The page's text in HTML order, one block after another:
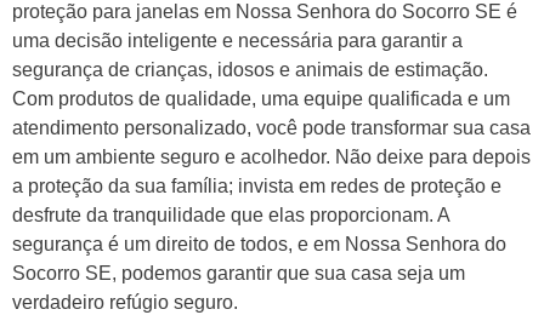
proteção para janelas em Nossa Senhora do Socorro SE é
uma decisão inteligente e necessária para garantir a
segurança de crianças, idosos e animais de estimação.
Com produtos de qualidade, uma equipe qualificada e um
atendimento personalizado, você pode transformar sua casa
em um ambiente seguro e acolhedor. Não deixe para depois
a proteção da sua família; invista em redes de proteção e
desfrute da tranquilidade que elas proporcionam. A
segurança é um direito de todos, e em Nossa Senhora do
Socorro SE, podemos garantir que sua casa seja um
verdadeiro refúgio seguro.